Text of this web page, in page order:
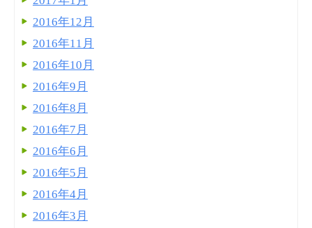
2016年12月
2016年11月
2016年10月
2016年9月
2016年8月
2016年7月
2016年6月
2016年5月
2016年4月
2016年3月